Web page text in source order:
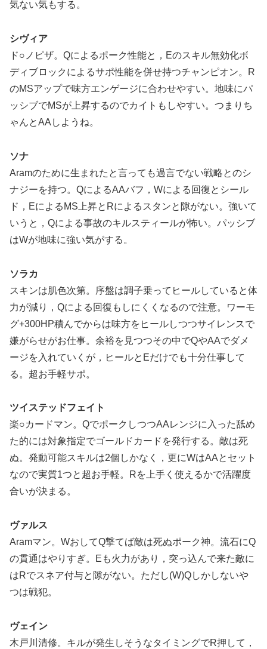
気ない気もする。
シヴィア
ド○ノピザ。Qによるポーク性能と，Eのスキル無効化ボ
ディブロックによるサポ性能を併せ持つチャンピオン。R
のMSアップで味方エンゲージに合わせやすい。地味にパ
ッシブでMSが上昇するのでカイトもしやすい。つまりち
ゃんとAAしようね。
ソナ
Aramのために生まれたと言っても過言でない戦略とのシ
ナジーを持つ。QによるAAバフ，Wによる回復とシール
ド，EによるMS上昇とRによるスタンと隙がない。強いて
いうと，Qによる事故のキルスティールが怖い。パッシブ
はWが地味に強い気がする。
ソラカ
スキンは肌色次第。序盤は調子乗ってヒールしていると体
力が減り，Qによる回復もしにくくなるので注意。ワーモ
グ+300HP積んでからは味方をヒールしつつサイレンスで
嫌がらせがお仕事。余裕を見つつその中でQやAAでダメ
ージを入れていくが，ヒールとEだけでも十分仕事して
る。超お手軽サポ。
ツイステッドフェイト
楽○カードマン。QでポークしつつAAレンジに入った舐め
た的には対象指定でゴールドカードを発行する。敵は死
ぬ。発動可能スキルは2個しかなく，更にWはAAとセット
なので実質1つと超お手軽。Rを上手く使えるかで活躍度
合いが決まる。
ヴァルス
Aramマン。WおしてQ撃てば敵は死ぬポーク神。流石にQ
の貫通はやりすぎ。Eも火力があり，突っ込んで来た敵に
はRでスネア付与と隙がない。ただし(W)Qしかしないや
つは戦犯。
ヴェイン
木戸川清修。キルが発生しそうなタイミングでR押して，